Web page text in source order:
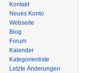
Kontakt
Neues Konto
Webseite
Blog
Forum
Kalender
Kategorienliste
Letzte Änderungen